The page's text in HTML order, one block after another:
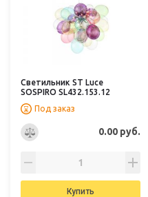
Светильник ST Luce
SOSPIRO SL432.153.12
Под заказ
0.00 руб.
Купить